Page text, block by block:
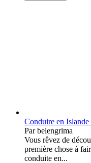
Conduire en
Par belengrima
Vous rêvez de
première chose à
conduite en...